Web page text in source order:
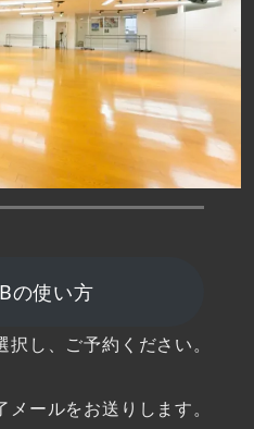
の使い方
し、ご予約ください。
ールをお送りします。